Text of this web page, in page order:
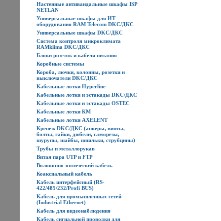
Настенные антивандальные шкафы ISP
NETLAN
Универсальные шкафы для ИТ-
оборудования RAM Telecom DKC/ДКС
Универсальные шкафы DKC/ДКС
Система контроля микроклимата
RAMklima DKC/ДКС
Блоки розеток и кабели питания
Коробные системы
Короба, лючки, колонны, розетки и
выключатели DKC/ДКС
Кабельные лотки Hyperline
Кабельные лотки и эстакады DKC/ДКС
Кабельные лотки и эстакады OSTEC
Кабельные лотки КМ
Кабельные лотки AXELENT
Крепеж DKC/ДКС (анкеры, винты,
болты, гайки, дюбели, саморезы,
шурупы, шайбы, шпильки, струбцины)
Трубы и металлорукав
Витая пара UTP и FTP
Волоконно-оптический кабель
Коаксиальный кабель
Кабель интерфейсный (RS-
422/485/232/Profi BUS)
Кабель для промышленных сетей
(Industrial Ethernet)
Кабель для видеонаблюдения
Кабель сигнальной проводки для